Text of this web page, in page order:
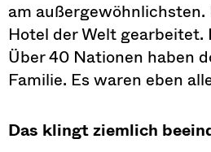
am außergewöhnlichsten.
Hotel der Welt
Über 40 Nationen haben
Familie. Es waren eben
Das klingt ziemlich